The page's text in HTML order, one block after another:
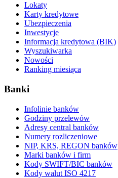
Lokaty
Karty kredytowe
Ubezpieczenia
Inwestycje
Informacja kredytowa (BIK)
Wyszukiwarka
Nowości
Ranking miesiąca
Banki
Infolinie banków
Godziny przelewów
Adresy central banków
Numery rozliczeniowe
NIP, KRS, REGON banków
Marki banków i firm
Kody SWIFT/BIC banków
Kody walut ISO 4217